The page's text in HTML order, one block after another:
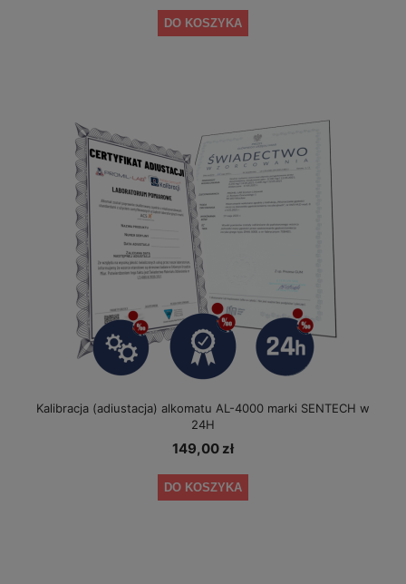
DO KOSZYKA
Kalibracja (adiustacja) alkomatu AL-4000 marki SENTECH w
24H
149,00 zł
DO KOSZYKA